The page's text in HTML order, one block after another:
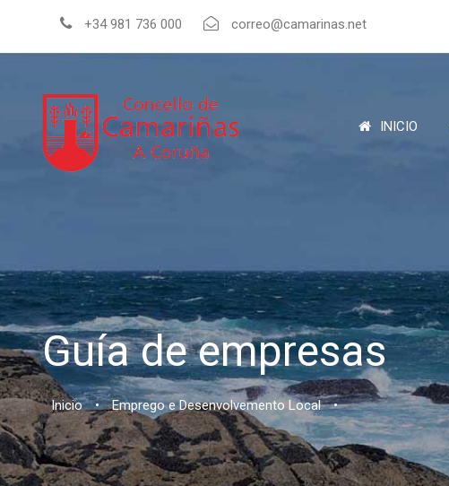
+34 981 736 000 correo@camarinas.net
INICIO
Guía de empresas
Inicio • Emprego e Desenvolvemento Local •